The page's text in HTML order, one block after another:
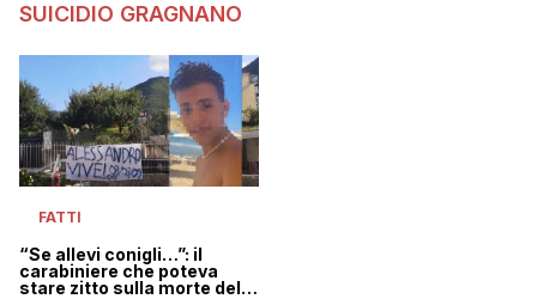
SUICIDIO GRAGNANO
FATTI
“Se allevi conigli…”: il
carabiniere che poteva
stare zitto sulla morte del